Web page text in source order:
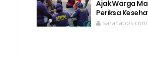
Ajak Warga
Periksa
saranapos.com